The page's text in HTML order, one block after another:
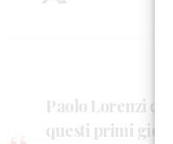
Paolo Lorenzi ci
questi primi